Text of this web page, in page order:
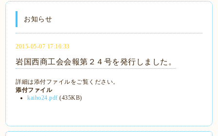
お知らせ
2015-05-07 17:16:33
岩国西商工会会報第２４号を発行しました。
詳細は添付ファイルをご覧ください。
添付ファイル
kaiho24.pdf (435KB)